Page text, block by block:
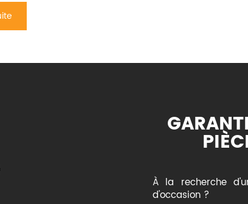
À la recherche
d'occasion ?